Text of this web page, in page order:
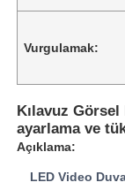
Vurgulamak:
Kılavuz
ayarlama ve
Açıklama:
LED Video